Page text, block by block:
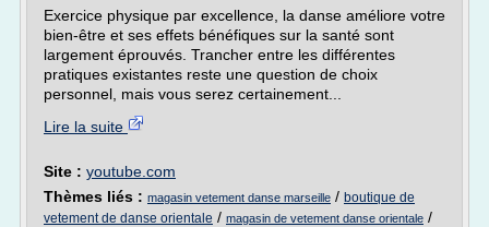
Exercice physique par excellence, la danse améliore votre
bien-être et ses effets bénéfiques sur la santé sont
largement éprouvés. Trancher entre les différentes
pratiques existantes reste une question de choix
personnel, mais vous serez certainement...
Lire la suite
Site : youtube.com
Thèmes liés : magasin vetement danse marseille / boutique de
vetement de danse orientale / magasin de vetement danse orientale /